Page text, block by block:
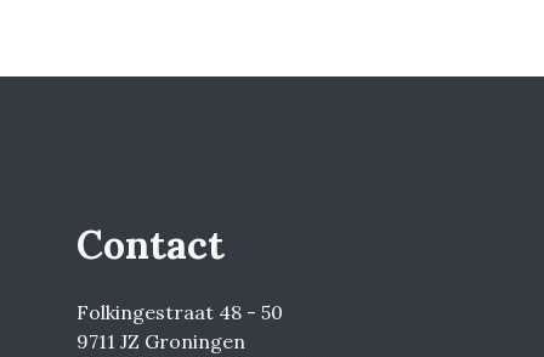
Contact
Folkingestraat 48 - 50
9711 JZ Groningen